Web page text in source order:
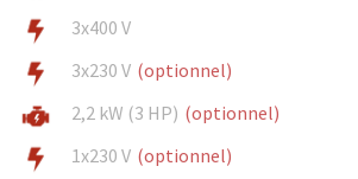
3x400 V
3x230 V (optionnel)
2,2 kW (3 HP) (optionnel)
1x230 V (optionnel)